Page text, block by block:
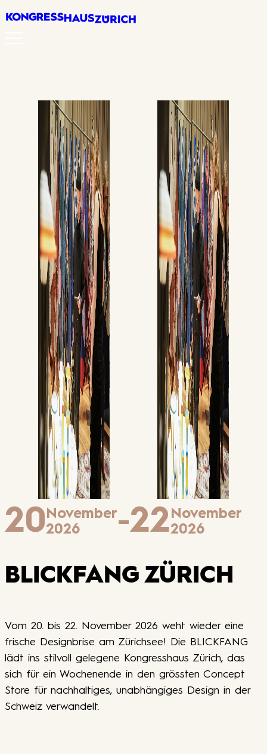
20November
2026
-22November
2026
BLICKFANG ZÜRICH
Vom 20. bis 22. November 2026 weht wieder eine
frische Designbrise am Zürichsee! Die BLICKFANG
lädt ins stilvoll gelegene Kongresshaus Zürich, das
sich für ein Wochenende in den grössten Concept
Store für nachhaltiges, unabhängiges Design in der
Schweiz verwandelt.